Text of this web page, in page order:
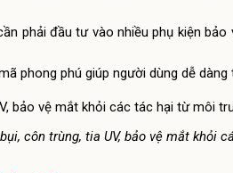
phải đầu tư vào nhiều phụ kiện
phong phú giúp người dùng dễ
côn trùng, tia UV, bảo vệ mắt khỏi